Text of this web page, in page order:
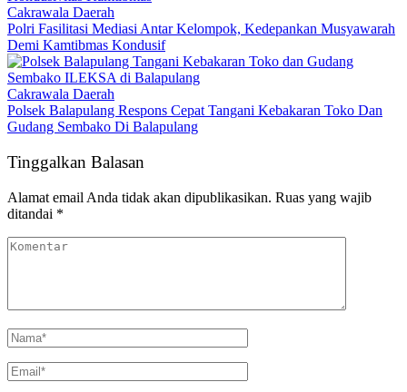
Cakrawala Daerah
Polri Fasilitasi Mediasi Antar Kelompok, Kedepankan Musyawarah
Demi Kamtibmas Kondusif
Cakrawala Daerah
Polsek Balapulang Respons Cepat Tangani Kebakaran Toko Dan
Gudang Sembako Di Balapulang
Tinggalkan Balasan
Alamat email Anda tidak akan dipublikasikan. Ruas yang wajib
ditandai *